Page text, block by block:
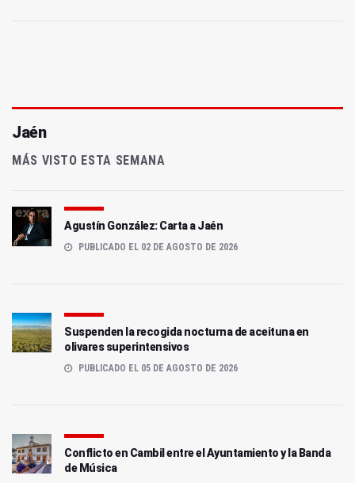
Jaén
MÁS VISTO ESTA SEMANA
Agustín González: Carta a Jaén
PUBLICADO EL 02 DE AGOSTO DE 2026
Suspenden la recogida nocturna de aceituna en
olivares superintensivos
PUBLICADO EL 05 DE AGOSTO DE 2026
Conflicto en Cambil entre el Ayuntamiento y la Banda
de Música